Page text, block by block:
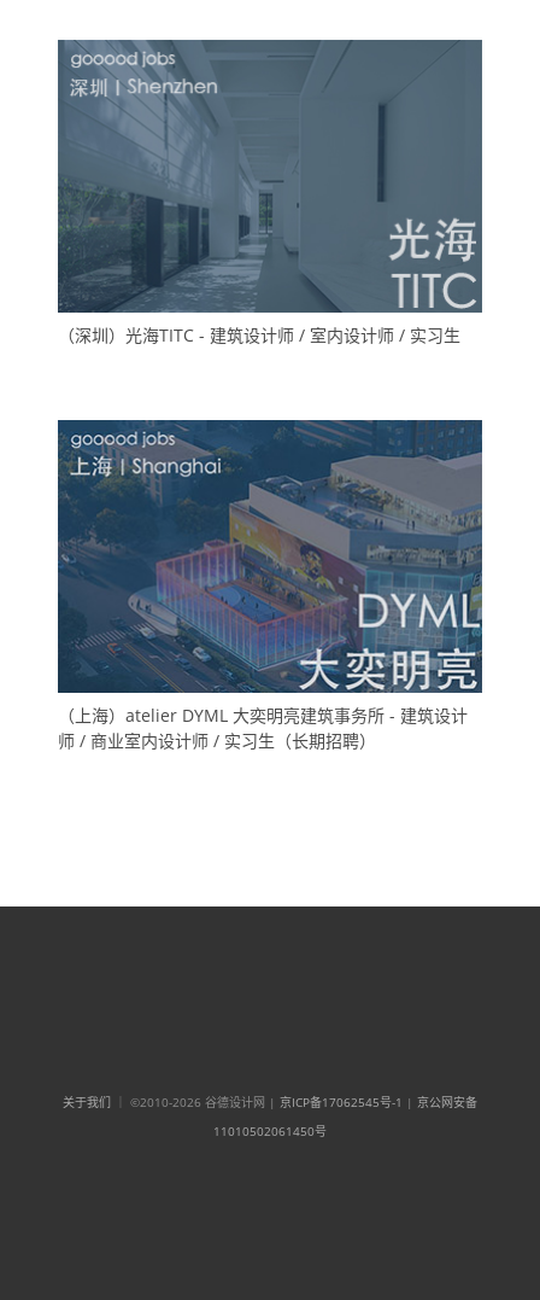
（深圳）光海TITC - 建筑设计师 / 室内设计师 / 实习生
（上海）atelier DYML 大奕明亮建筑事务所 - 建筑设计
师 / 商业室内设计师 / 实习生（长期招聘）
关于我们 ｜ ©2010-2026 谷德设计网 | 京ICP备17062545号-1 | 京公网安备
11010502061450号